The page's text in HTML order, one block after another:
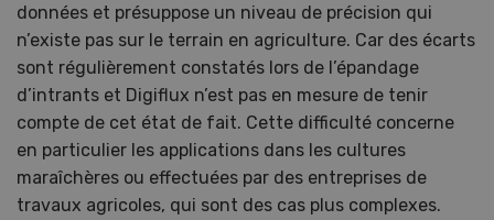
données et présuppose un niveau de précision qui
n’existe pas sur le terrain en agriculture. Car des écarts
sont régulièrement constatés lors de l’épandage
d’intrants et Digiflux n’est pas en mesure de tenir
compte de cet état de fait. Cette difficulté concerne
en particulier les applications dans les cultures
maraîchères ou effectuées par des entreprises de
travaux agricoles, qui sont des cas plus complexes.